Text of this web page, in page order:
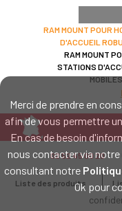
Merci de prendre en
afin de vous permettre
En cas de besoin
nous contacter via notre
consultant notre
Ok pour
RAM MOUNT POUR
D'ACCUEIL
RAM MOUNT
STATIONS
LE SPÉCIALISTE
Intervention sur tout le
Mans - Bordeaux - Paris -
Caen - Lyon -
02 52 45 00 20
Liste des produits